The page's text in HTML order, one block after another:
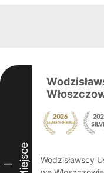
I Miejsce
Wodzisławscy